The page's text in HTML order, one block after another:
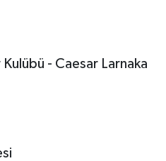
- Caesar Larnaka